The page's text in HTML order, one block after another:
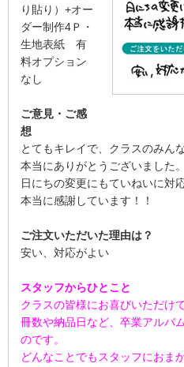
り貼り）+オー
ダー制作4Ｐ・
生地表紙 有
料オプション
なし
ご意見・ご感
想
とてもキレイで、クラスのみん
本当にありがとうございました。
日にちの変更にもていねいに対
本当に感謝しています！！
ご注文いただいた理由は？
安い、対応がよい
スタッフからひとこと
クラスの皆様にお喜びいただけ
冊数や納品日など、卒業アルバ
のです。
どんなことでもスタッフにおま